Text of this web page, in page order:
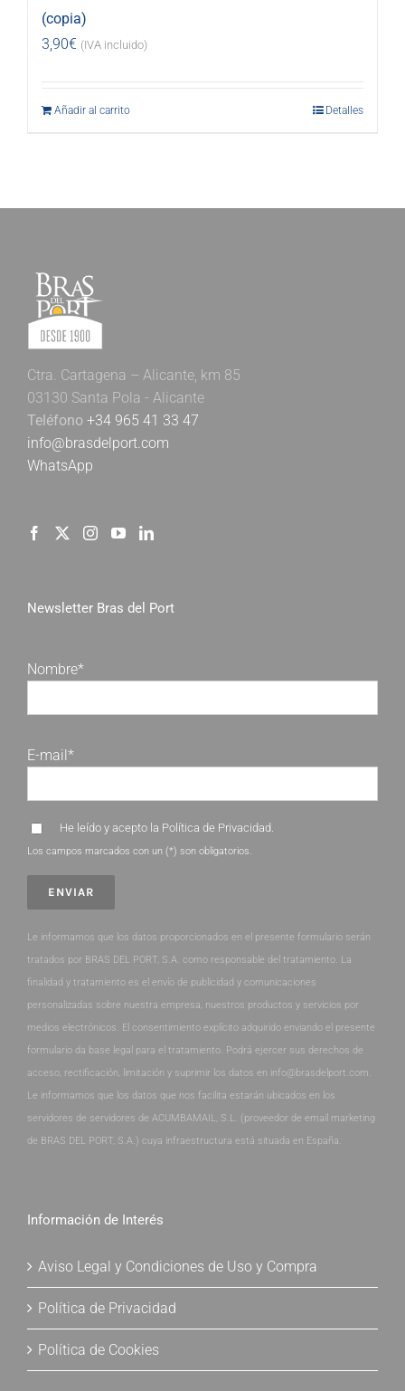
(copia)
3,90€ (IVA incluido)
Añadir al carrito Detalles
Ctra. Cartagena – Alicante, km 85
03130 Santa Pola - Alicante
Teléfono +34 965 41 33 47
info@brasdelport.com
WhatsApp
Newsletter Bras del Port
Nombre*
E-mail*
He leído y acepto la Política de Privacidad.
Los campos marcados con un (*) son obligatorios.
Le informamos que los datos proporcionados en el presente formulario serán
tratados por BRAS DEL PORT, S.A. como responsable del tratamiento. La
finalidad y tratamiento es el envío de publicidad y comunicaciones
personalizadas sobre nuestra empresa, nuestros productos y servicios por
medios electrónicos. El consentimiento explícito adquirido enviando el presente
formulario da base legal para el tratamiento. Podrá ejercer sus derechos de
acceso, rectificación, limitación y suprimir los datos en info@brasdelport.com.
Le informamos que los datos que nos facilita estarán ubicados en los
servidores de servidores de ACUMBAMAIL, S.L. (proveedor de email marketing
de BRAS DEL PORT, S.A.) cuya infraestructura está situada en España.
Información de Interés
Aviso Legal y Condiciones de Uso y Compra
Política de Privacidad
Política de Cookies